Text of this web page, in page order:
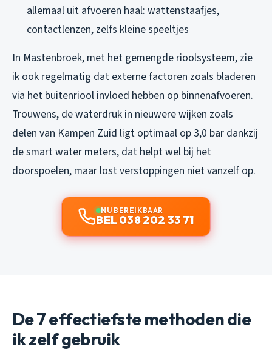
allemaal uit afvoeren haal: wattenstaafjes,
contactlenzen, zelfs kleine speeltjes
In Mastenbroek, met het gemengde rioolsysteem, zie
ik ook regelmatig dat externe factoren zoals bladeren
via het buitenriool invloed hebben op binnenafvoeren.
Trouwens, de waterdruk in nieuwere wijken zoals
delen van Kampen Zuid ligt optimaal op 3,0 bar dankzij
de smart water meters, dat helpt wel bij het
doorspoelen, maar lost verstoppingen niet vanzelf op.
NU BEREIKBAAR
BEL 038 202 33 71
De 7 effectiefste methoden die
ik zelf gebruik